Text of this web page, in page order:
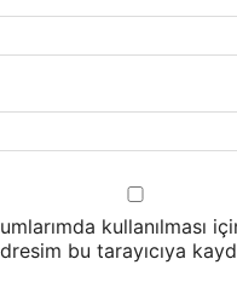
kullanılması
bu tarayıcıya